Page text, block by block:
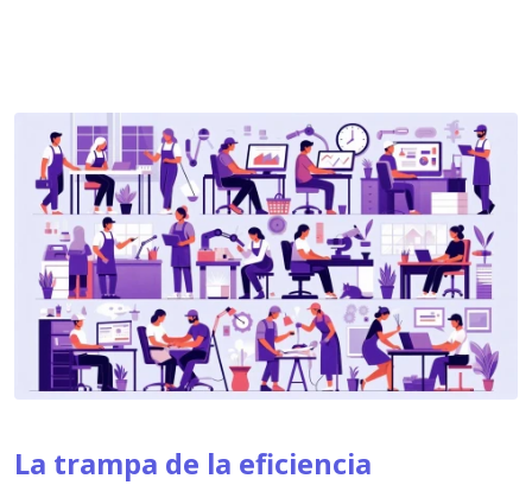
La trampa de la eficiencia